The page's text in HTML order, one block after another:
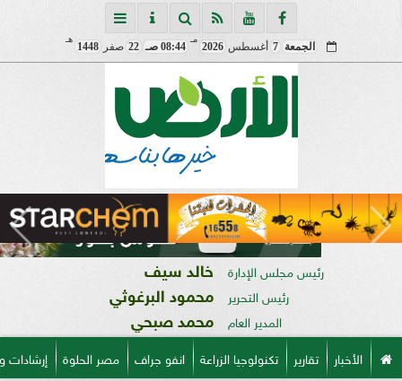
الجمعة 7 أغسطس 2026
مـ
08:44 صـ 22 صفر 1448
هـ
رئيس مجلس الإدارة خالد سيف
رئيس التحرير محمود البرغوثي
المدير العام محمد صبحي
الأخبار تقارير تكنولوجيا الزراعة انفو جراف مصر الحلوة